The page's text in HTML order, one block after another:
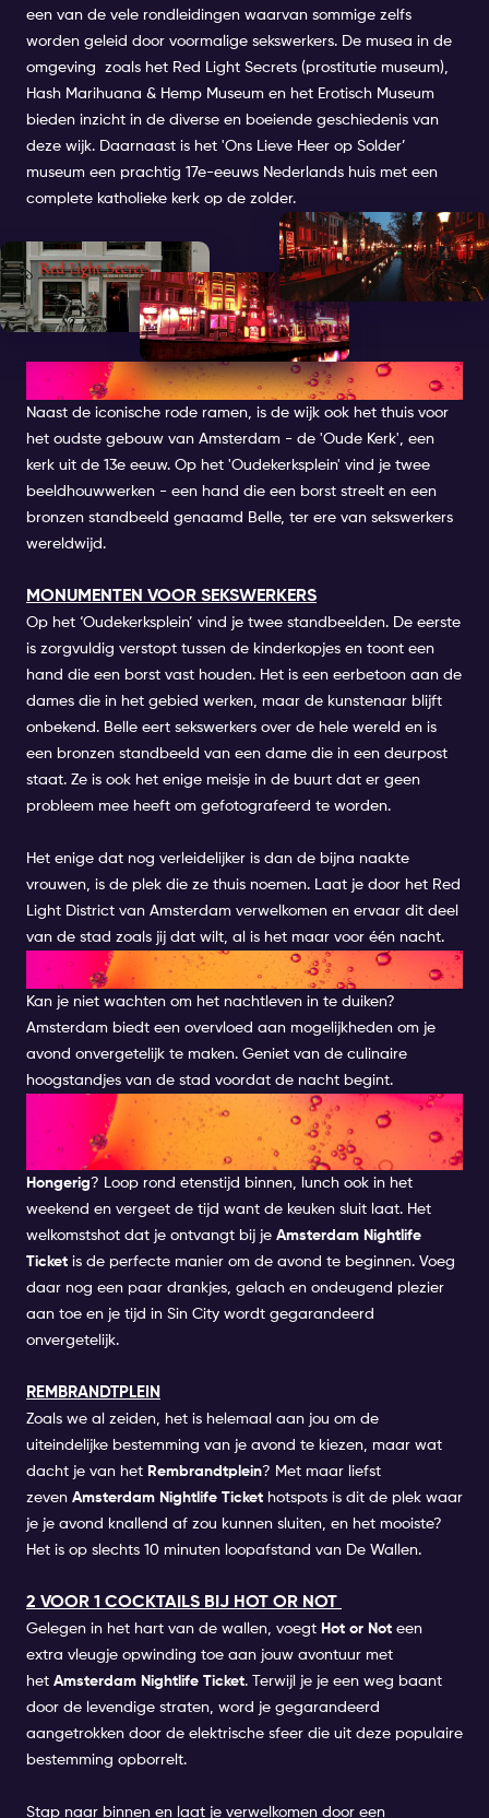
een van de vele rondleidingen waarvan sommige zelfs
worden geleid door voormalige sekswerkers. De musea in de
omgeving zoals het Red Light Secrets (prostitutie museum),
Hash Marihuana & Hemp Museum en het Erotisch Museum
bieden inzicht in de diverse en boeiende geschiedenis van
deze wijk. Daarnaast is het 'Ons Lieve Heer op Solder’
museum een prachtig 17e-eeuws Nederlands huis met een
complete katholieke kerk op de zolder.
CULTURELE HOOGTEPUNTEN
Naast de iconische rode ramen, is de wijk ook het thuis voor
het oudste gebouw van Amsterdam - de 'Oude Kerk', een
kerk uit de 13e eeuw. Op het 'Oudekerksplein' vind je twee
beeldhouwwerken - een hand die een borst streelt en een
bronzen standbeeld genaamd Belle, ter ere van sekswerkers
wereldwijd.
MONUMENTEN VOOR SEKSWERKERS
Op het ‘Oudekerksplein’ vind je twee standbeelden. De eerste
is zorgvuldig verstopt tussen de kinderkopjes en toont een
hand die een borst vast houden. Het is een eerbetoon aan de
dames die in het gebied werken, maar de kunstenaar blijft
onbekend. Belle eert sekswerkers over de hele wereld en is
een bronzen standbeeld van een dame die in een deurpost
staat. Ze is ook het enige meisje in de buurt dat er geen
probleem mee heeft om gefotografeerd te worden.
Het enige dat nog verleidelijker is dan de bijna naakte
vrouwen, is de plek die ze thuis noemen. Laat je door het Red
Light District van Amsterdam verwelkomen en ervaar dit deel
van de stad zoals jij dat wilt, al is het maar voor één nacht.
OMARM DE NACHT
Kan je niet wachten om het nachtleven in te duiken?
Amsterdam biedt een overvloed aan mogelijkheden om je
avond onvergetelijk te maken. Geniet van de culinaire
hoogstandjes van de stad voordat de nacht begint.
GENIET VAN SPECIALE
AANBIEDINGEN
Hongerig? Loop rond etenstijd binnen, lunch ook in het
weekend en vergeet de tijd want de keuken sluit laat. Het
welkomstshot dat je ontvangt bij je Amsterdam Nightlife
Ticket is de perfecte manier om de avond te beginnen. Voeg
daar nog een paar drankjes, gelach en ondeugend plezier
aan toe en je tijd in Sin City wordt gegarandeerd
onvergetelijk.
REMBRANDTPLEIN
Zoals we al zeiden, het is helemaal aan jou om de
uiteindelijke bestemming van je avond te kiezen, maar wat
dacht je van het Rembrandtplein? Met maar liefst
zeven Amsterdam Nightlife Ticket hotspots is dit de plek waar
je je avond knallend af zou kunnen sluiten, en het mooiste?
Het is op slechts 10 minuten loopafstand van De Wallen.
2 VOOR 1 COCKTAILS BIJ HOT OR NOT
Gelegen in het hart van de wallen, voegt Hot or Not een
extra vleugje opwinding toe aan jouw avontuur met
het Amsterdam Nightlife Ticket. Terwijl je je een weg baant
door de levendige straten, word je gegarandeerd
aangetrokken door de elektrische sfeer die uit deze populaire
bestemming opborrelt.
Stap naar binnen en laat je verwelkomen door een